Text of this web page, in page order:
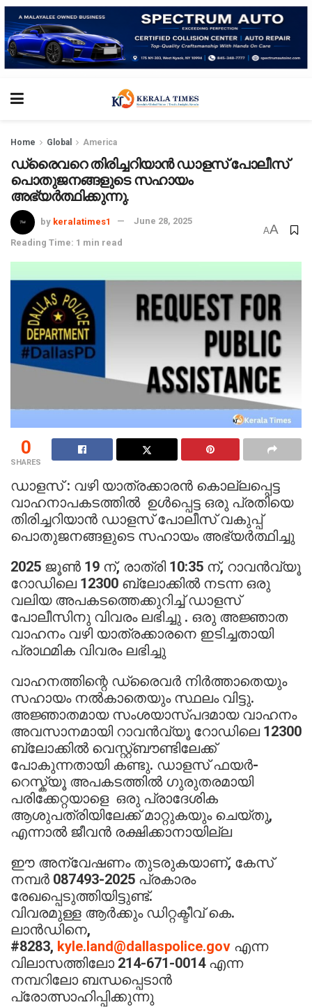
Home Global America
ഡ്രൈവറെ തിരിച്ചറിയാൻ ഡാളസ് പോലീസ്
പൊതുജനങ്ങളുടെ സഹായം
അഭ്യർത്ഥിക്കുന്നു.
by keralatimes1 June 28, 2025
Reading Time: 1 min read
AA
0
SHARES
ഡാളസ് : വഴി യാത്രക്കാരൻ കൊല്ലപ്പെട്ട
വാഹനാപകടത്തിൽ ഉൾപ്പെട്ട ഒരു പ്രതിയെ
തിരിച്ചറിയാൻ ഡാളസ് പോലീസ് വകുപ്പ്
പൊതുജനങ്ങളുടെ സഹായം അഭ്യർത്ഥിച്ചു
2025 ജൂൺ 19 ന്, രാത്രി 10:35 ന്, റാവൻവ്യൂ
റോഡിലെ 12300 ബ്ലോക്കിൽ നടന്ന ഒരു
വലിയ അപകടത്തെക്കുറിച്ച് ഡാളസ്
പോലീസിനു വിവരം ലഭിച്ചു . ഒരു അജ്ഞാത
വാഹനം വഴി യാത്രക്കാരനെ ഇടിച്ചതായി
പ്രാഥമിക വിവരം ലഭിച്ചു
വാഹനത്തിന്റെ ഡ്രൈവർ നിർത്താതെയും
സഹായം നൽകാതെയും സ്ഥലം വിട്ടു.
അജ്ഞാതമായ സംശയാസ്പദമായ വാഹനം
അവസാനമായി റാവൻവ്യൂ റോഡിലെ 12300
ബ്ലോക്കിൽ വെസ്റ്റ്ബൗണ്ടിലേക്ക്
പോകുന്നതായി കണ്ടു. ഡാളസ് ഫയർ-
റെസ്ക്യൂ അപകടത്തിൽ ഗുരുതരമായി
പരിക്കേറ്റയാളെ ഒരു പ്രാദേശിക
ആശുപത്രിയിലേക്ക് മാറ്റുകയും ചെയ്തു,
എന്നാൽ ജീവൻ രക്ഷിക്കാനായില്ല
ഈ അന്വേഷണം തുടരുകയാണ്, കേസ്
നമ്പർ 087493-2025 പ്രകാരം
രേഖപ്പെടുത്തിയിട്ടുണ്ട്.
വിവരമുള്ള ആർക്കും ഡിറ്റക്ടീവ് കെ.
ലാൻഡിനെ,
#8283, kyle.land@dallaspolice.gov എന്ന
വിലാസത്തിലോ 214-671-0014 എന്ന
നമ്പറിലോ ബന്ധപ്പെടാൻ
പ്രോത്സാഹിപ്പിക്കുന്നു